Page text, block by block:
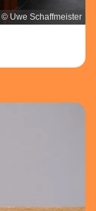
© Uwe Schaffmeister